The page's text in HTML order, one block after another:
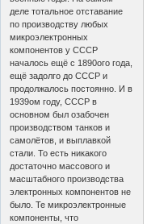
деле тотальное отставание
по производству любых
микроэлектронных
компонентов у СССР
началось ещё с 1890ого года,
ещё задолго до СССР и
продолжалось постоянно. И в
1939ом году, СССР в
основном был озабочен
производством танков и
самолётов, и выплавкой
стали. То есть никакого
достаточно массового и
масштабного производства
электронных компонентов не
было. Те микроэлектронные
компоненты, что